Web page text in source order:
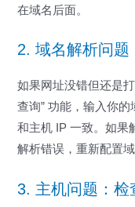
在域名后面。
2. 域名解析问题
如果网址没错但还是
查询” 功能，输入你
和主机 IP 一致。如果
解析错误，重新配置域
3. 主机问题：检